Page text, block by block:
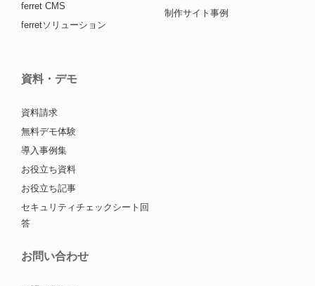
ferret CMS
ferretソリューション
制作サイト事例
資料・デモ
資料請求
無料デモ体験
導入事例集
お役立ち資料
お役立ち記事
セキュリティチェックシート回
答
お問い合わせ